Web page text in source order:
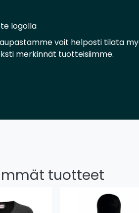
logolla
voit helposti tilata
merkinnät tuotteisiimme.
tuotteet